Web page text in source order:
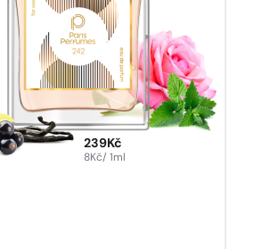
239 Kč
8Kč/ 1ml